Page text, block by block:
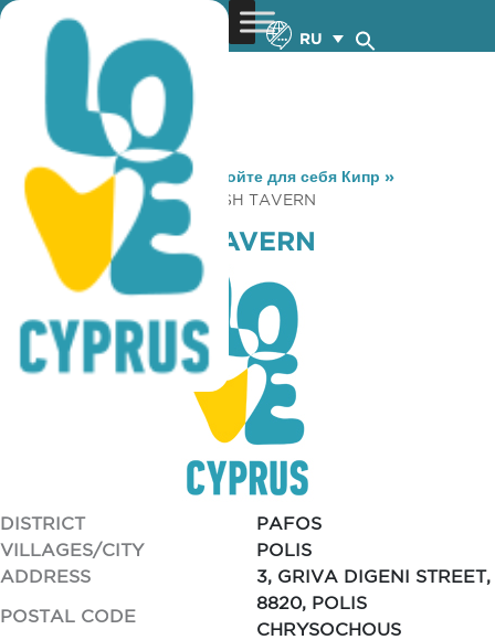
RU
You are here: Home »Откройте для себя Кипр »
Gastronomy
» ARSINOE FISH TAVERN
ARSINOE FISH TAVERN
DISTRICT
PAFOS
VILLAGES/CITY
POLIS
ADDRESS
3, GRIVA DIGENI STREET,
POSTAL CODE
8820, POLIS
CHRYSOCHOUS